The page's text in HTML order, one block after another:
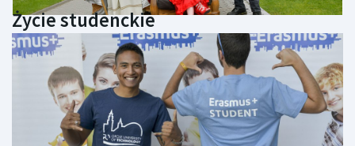
Życie studenckie